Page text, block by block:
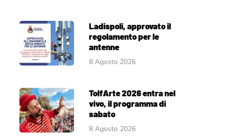
Ladispoli, approvato il
regolamento per le
antenne
8 Agosto 2026
TolfArte 2026 entra nel
vivo, il programma di
sabato
8 Agosto 2026